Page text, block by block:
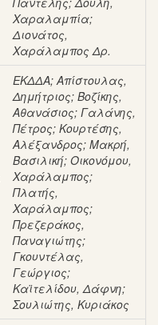
Χαραλαμπία;
Διονάτος,
Χαράλαμπος Δρ.
ΕΚΔΔΑ;Απίστουλας,
Δημήτριος; Βοζίκης,
Αθανάσιος; Γαλάνης,
Πέτρος; Κουρτέσης,
Αλέξανδρος; Μακρή,
Βασιλική; Οικονόμου,
Χαράλαμπος;
Πλατής,
Χαράλαμπος;
Πρεζεράκος,
Παναγιώτης;
Γκουντέλας,
Γεώργιος;
Καϊτελίδου, Δάφνη;
Σουλιώτης, Κυριάκος